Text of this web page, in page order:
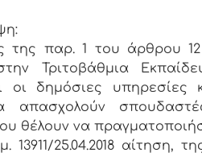
της παρ. 1 του άρθρου
Τριτοβάθμια
οι δημόσιες υπηρεσίες
απασχολούν
θέλουν να
13911/25.04.2018